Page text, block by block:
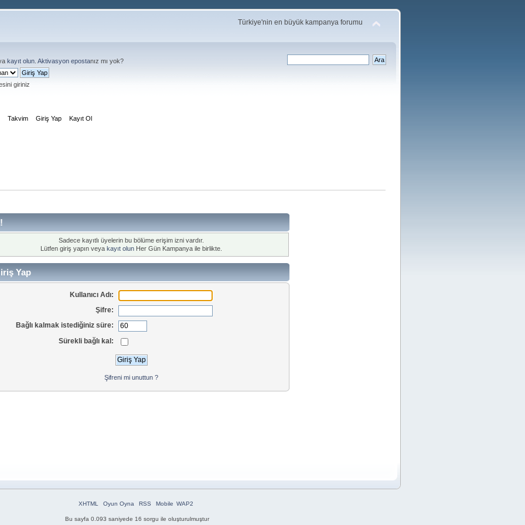
Türkiye'nin en büyük kampanya forumu
kayıt olun Aktivasyon epostanız mı yok?
giriniz
Takvim Giriş Yap Kayıt Ol
Sadece kayıtlı üyelerin bu bölüme erişim izni vardır.
Lütfen giriş yapın veya kayıt olun Her Gün Kampanya ile birlikte.
Yap
Kullanıcı Adı:
Şifre:
Bağlı kalmak istediğiniz süre:
Sürekli bağlı kal:
Şifreni mi unuttun ?
XHTML Oyun Oyna RSS Mobile WAP2
Bu sayfa 0.093 saniyede 16 sorgu ile oluşturulmuştur